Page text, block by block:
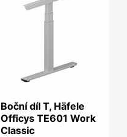
Boční díl T, Häfele
Officys TE601 Work
Classic